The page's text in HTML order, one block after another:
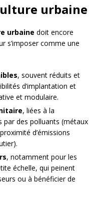
urbaine
urbaine doit encore
s’imposer comme une
, souvent réduits et
d’implantation et
et modulaire.
, liées à la
par des polluants (métaux
d’émissions
, notamment pour les
échelle, qui peinent
ou à bénéficier de